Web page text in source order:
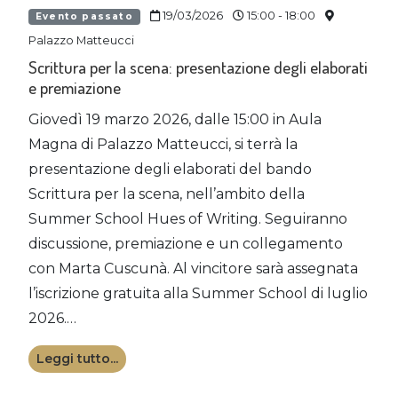
Evento passato 19/03/2026
15:00 - 18:00
Palazzo Matteucci
Scrittura per la scena: presentazione degli elaborati
e premiazione
Giovedì 19 marzo 2026, dalle 15:00 in Aula
Magna di Palazzo Matteucci, si terrà la
presentazione degli elaborati del bando
Scrittura per la scena, nell’ambito della
Summer School Hues of Writing. Seguiranno
discussione, premiazione e un collegamento
con Marta Cuscunà. Al vincitore sarà assegnata
l’iscrizione gratuita alla Summer School di luglio
2026.…
Leggi tutto...